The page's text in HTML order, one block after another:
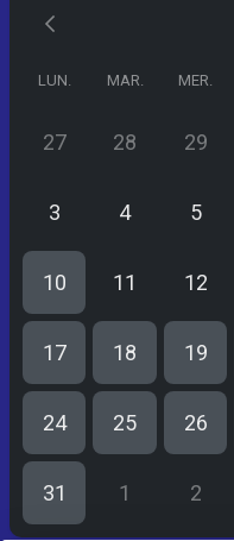
🕘 Merci d’arriver 10 min
LUN. MAR. MER.
27 28 29
3 4 5
10 11 12
17 18 19
24 25 26
31 1 2